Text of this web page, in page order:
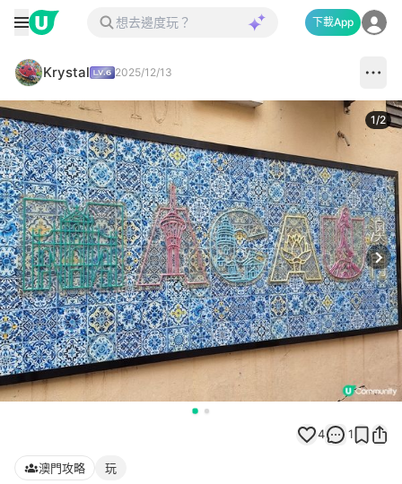
下載App
Krystal 2025/12/13
1/2
4 1
澳門攻略 玩